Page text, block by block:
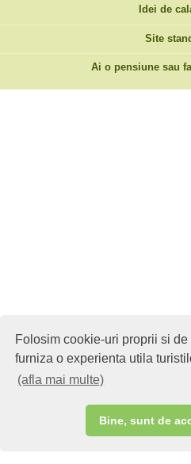
Folosim cookie-uri proprii si de
furniza o experienta utila
(afla mai multe)
Bine, sunt de
Idei de
Site
Ai o pensiune sau